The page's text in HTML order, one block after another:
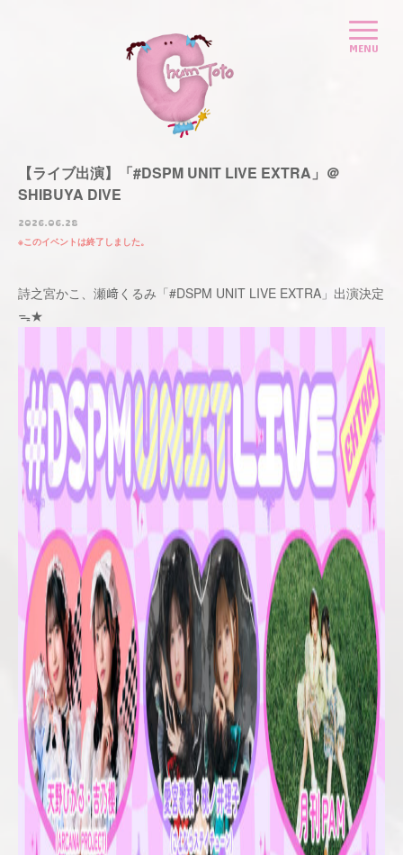
【ライブ出演】「#DSPM UNIT LIVE EXTRA」＠
SHIBUYA DIVE
2026.06.28
このイベントは終了しました。
詩之宮かこ、瀬﨑くるみ「#DSPM UNIT LIVE EXTRA」出演決定
ᯓ★